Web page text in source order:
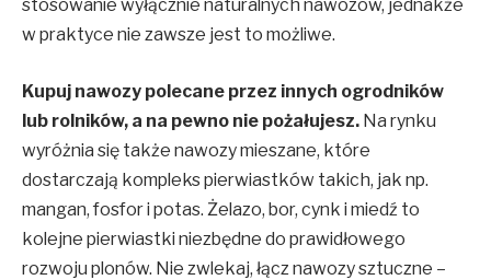
stosowanie wyłącznie naturalnych nawozów, jednakże
w praktyce nie zawsze jest to możliwe.
Kupuj nawozy polecane przez innych ogrodników
lub rolników, a na pewno nie pożałujesz. Na rynku
wyróżnia się także nawozy mieszane, które
dostarczają kompleks pierwiastków takich, jak np.
mangan, fosfor i potas. Żelazo, bor, cynk i miedź to
kolejne pierwiastki niezbędne do prawidłowego
rozwoju plonów. Nie zwlekaj, łącz nawozy sztuczne –